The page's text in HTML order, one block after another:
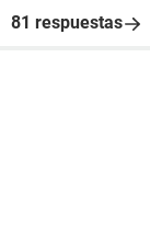
81 respuestas